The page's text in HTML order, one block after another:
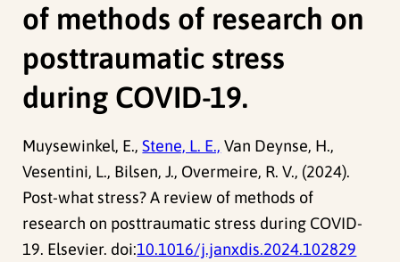
of methods of research on
posttraumatic stress
during COVID-19.
Muysewinkel, E.,Stene, L. E., Van Deynse, H.,
Vesentini, L., Bilsen, J., Overmeire, R. V., (2024).
Post-what stress? A review of methods of
research on posttraumatic stress during COVID-
19. Elsevier. doi:10.1016/j.janxdis.2024.102829